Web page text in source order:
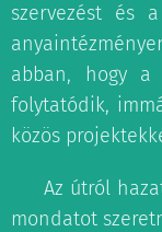
szervezést és
abban, hogy a
folytatódik,
közös
💡 Az útról
mondatot